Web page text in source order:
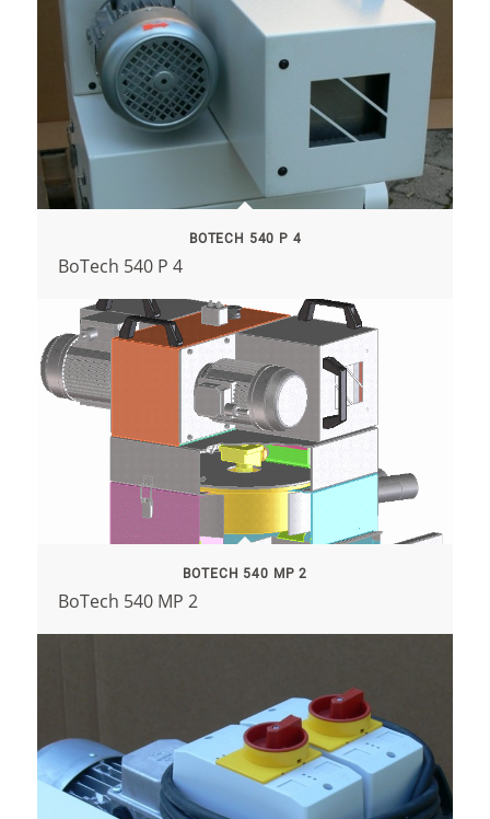
BOTECH 540 P 4
BoTech 540 P 4
BOTECH 540 MP 2
BoTech 540 MP 2